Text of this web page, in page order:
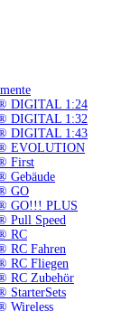
DIGITAL 1:24
DIGITAL 1:32
DIGITAL 1:43
EVOLUTION
First
Gebäude
GO
GO!!! PLUS
Pull Speed
RC
RC Fahren
RC Fliegen
RC Zubehör
StarterSets
Wireless